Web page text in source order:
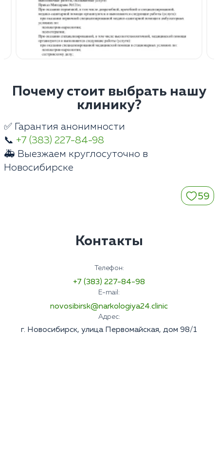
Почему стоит выбрать нашу
клинику?
✅ Гарантия анонимности
📞 +7 (383) 227-84-98
🚑 Выезжаем круглосуточно в
Новосибирске
59
Контакты
Телефон:
+7 (383) 227-84-98
E-mail:
novosibirsk@narkologiya24.clinic
Адрес:
г. Новосибирск, улица Первомайская, дом 98/1